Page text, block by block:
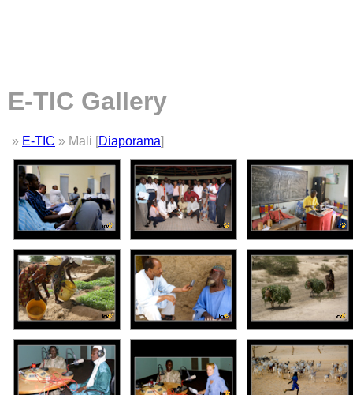
E-TIC Gallery
» E-TIC » Mali [Diaporama]